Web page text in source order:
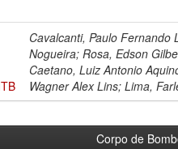
Cavalcanti, Paulo Fernando
Nogueira; Rosa, Edson
Caetano, Luiz Antonio
Wagner Alex Lins; Lima,
Corpo de